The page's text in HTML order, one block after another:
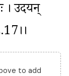
। उदयन्
to add